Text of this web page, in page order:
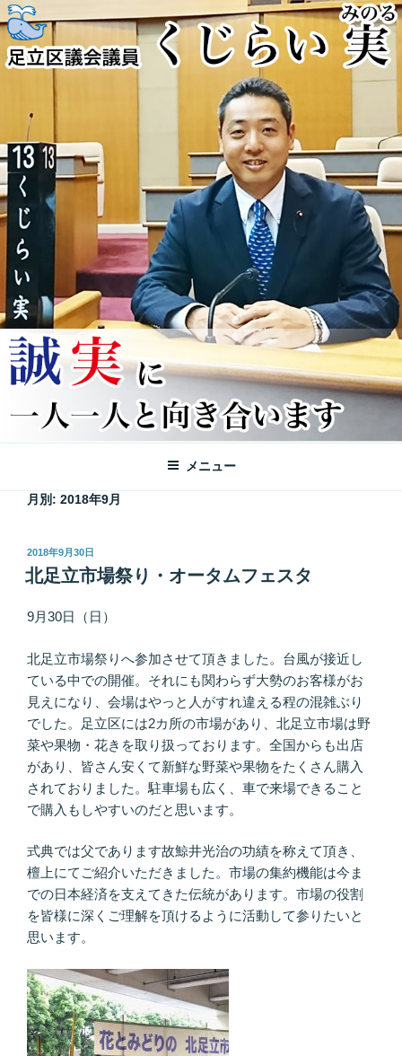
コ
ン
テ
ス
キ
ッ
プ
くじらい実
足立区を全力疾走！！
メニュー
月別: 2018年9月
投
稿
日:
2018年9月30日
北足立市場祭り・オータムフェスタ
9月30日（日）
北足立市場祭りへ参加させて頂きました。台風が接近し
ている中での開催。それにも関わらず大勢のお客様がお
見えになり、会場はやっと人がすれ違える程の混雑ぶり
でした。足立区には2カ所の市場があり、北足立市場は野
菜や果物・花きを取り扱っております。全国からも出店
があり、皆さん安くて新鮮な野菜や果物をたくさん購入
されておりました。駐車場も広く、車で来場できること
で購入もしやすいのだと思います。
式典では父であります故鯨井光治の功績を称えて頂き、
檀上にてご紹介いただきました。市場の集約機能は今ま
での日本経済を支えてきた伝統があります。市場の役割
を皆様に深くご理解を頂けるように活動して参りたいと
思います。